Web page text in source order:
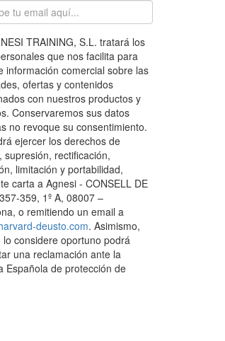
TRAINING, S.L. tratará los
que nos facilita para
información comercial sobre las
ofertas y contenidos
con nuestros productos y
Conservaremos sus datos
no revoque su consentimiento.
ejercer los derechos de
supresión, rectificación,
limitación y portabilidad,
carta a Agnesi - CONSELL DE
359, 1º A, 08007 –
o remitiendo un email a
deusto.com. Asimismo,
lo considere oportuno podrá
una reclamación ante la
Española de protección de